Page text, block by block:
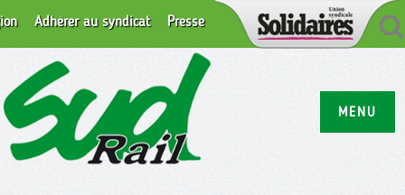
MENU
Adhérer au syndicat Presse